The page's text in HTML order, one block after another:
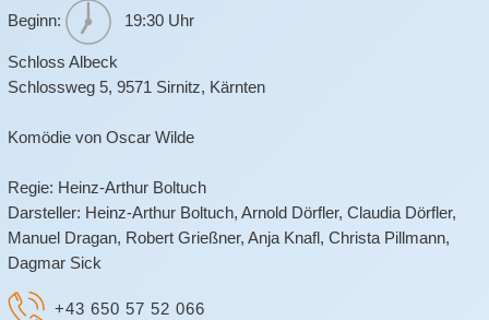
Beginn: 19:30 Uhr
Schloss Albeck
Schlossweg 5, 9571 Sirnitz, Kärnten
Komödie von Oscar Wilde
Regie: Heinz-Arthur Boltuch
Darsteller: Heinz-Arthur Boltuch, Arnold Dörfler, Claudia Dörfler,
Manuel Dragan, Robert Grießner, Anja Knafl, Christa Pillmann,
Dagmar Sick
+43 650 57 52 066